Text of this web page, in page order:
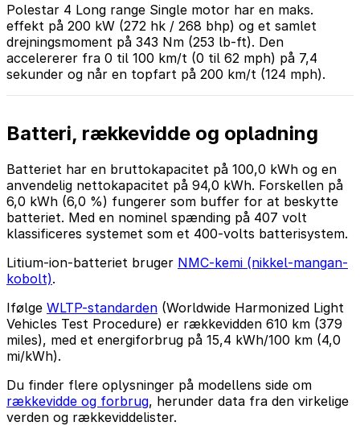
Polestar 4 Long range Single motor har en maks.
effekt på 200 kW (272 hk / 268 bhp) og et samlet
drejningsmoment på 343 Nm (253 lb-ft). Den
accelererer fra 0 til 100 km/t (0 til 62 mph) på 7,4
sekunder og når en topfart på 200 km/t (124 mph).
Batteri, rækkevidde og opladning
Batteriet har en bruttokapacitet på 100,0 kWh og en
anvendelig nettokapacitet på 94,0 kWh. Forskellen på
6,0 kWh (6,0 %) fungerer som buffer for at beskytte
batteriet. Med en nominel spænding på 407 volt
klassificeres systemet som et 400-volts batterisystem.
Litium-ion-batteriet bruger NMC-kemi (nikkel-mangan-
kobolt).
Ifølge WLTP-standarden (Worldwide Harmonized Light
Vehicles Test Procedure) er rækkevidden 610 km (379
miles), med et energiforbrug på 15,4 kWh/100 km (4,0
mi/kWh).
Du finder flere oplysninger på modellens side om
rækkevidde og forbrug, herunder data fra den virkelige
verden og rækkeviddelister.